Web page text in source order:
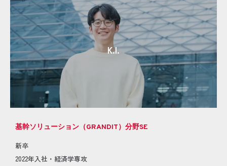
K.I.
基幹ソリューション（GRANDIT）分野SE
新卒
2022年入社・経済学専攻